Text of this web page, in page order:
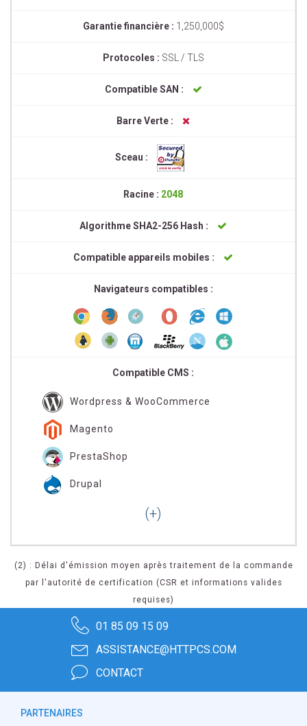
Garantie financière : 1,250,000$
Protocoles : SSL / TLS
Compatible SAN :
Barre Verte :
Sceau :
Racine : 2048
Algorithme SHA2-256 Hash :
Compatible appareils mobiles :
Navigateurs compatibles :
Compatible CMS :
Wordpress & WooCommerce
Magento
PrestaShop
Drupal
(2) : Délai d'émission moyen après traitement de la commande
par l'autorité de certification (CSR et informations valides
requises)
01 85 09 15 09
ASSISTANCE@HTTPCS.COM
CONTACT
PARTENAIRES